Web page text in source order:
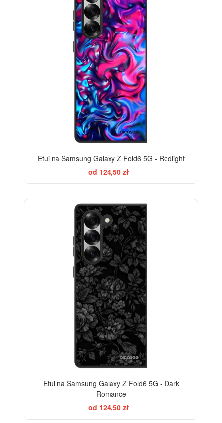
Etui na Samsung Galaxy Z Fold6 5G - Redlight
od 124,50 zł
Etui na Samsung Galaxy Z Fold6 5G - Dark
Romance
od 124,50 zł